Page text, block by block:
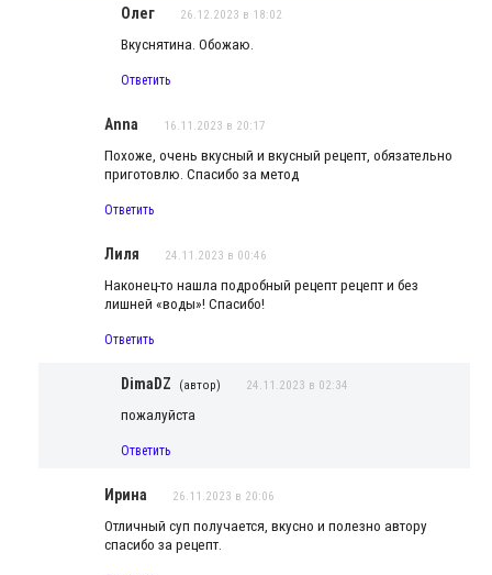
Олег 26.12.2023 в 18:02
Вкуснятина. Обожаю.
Ответить
Anna 16.11.2023 в 20:17
Похоже, очень вкусный и вкусный рецепт, обязательно
приготовлю. Спасибо за метод
Ответить
Лиля 24.11.2023 в 00:46
Наконец-то нашла подробный рецепт рецепт и без
лишней «воды»! Спасибо!
Ответить
DimaDZ (автор) 24.11.2023 в 02:34
пожалуйста
Ответить
Ирина 26.11.2023 в 20:06
Отличный суп получается, вкусно и полезно автору
спасибо за рецепт.